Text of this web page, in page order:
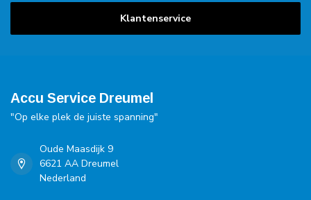
Klantenservice
Accu Service Dreumel
"Op elke plek de juiste spanning"
Oude Maasdijk 9
6621 AA Dreumel
Nederland